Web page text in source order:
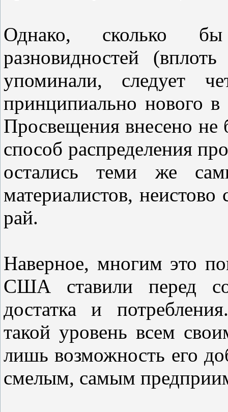
Однако, сколько
разновидностей
упоминали, следует
принципиально нового в
Просвещения внесено
способ распределения
остались теми же
материалистов,
рай.
Наверное, многим это
США ставили перед
достатка и
такой уровень всем
лишь возможность его
смелым, самым